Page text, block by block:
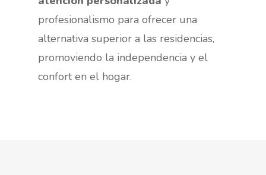
profesionalismo para ofrecer una
alternativa superior a las residencias,
promoviendo la independencia y el
confort en el hogar.